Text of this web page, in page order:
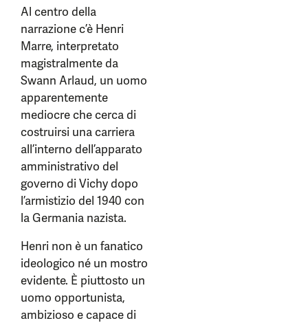
Al centro della
narrazione c’è Henri
Marre, interpretato
magistralmente da
Swann Arlaud, un uomo
apparentemente
mediocre che cerca di
costruirsi una carriera
all’interno dell’apparato
amministrativo del
governo di Vichy dopo
l’armistizio del 1940 con
la Germania nazista.
Henri non è un fanatico
ideologico né un mostro
evidente. È piuttosto un
uomo opportunista,
ambizioso e capace di